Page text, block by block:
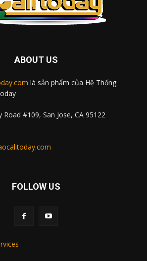
ABOUT US
là sản phẩm của Hệ Thống
#109, San Jose, CA 95122
FOLLOW US